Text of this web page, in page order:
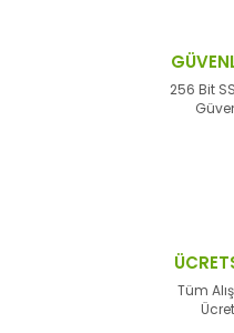
256 Bit
Tüm